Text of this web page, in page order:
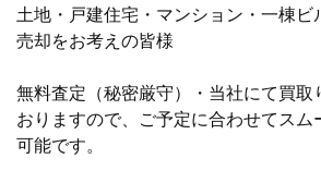
土地・戸建住宅・マンション・一棟ビ
売却をお考えの皆様
無料査定（秘密厳守）・当社にて買取
おりますので、ご予定に合わせてスム
可能です。